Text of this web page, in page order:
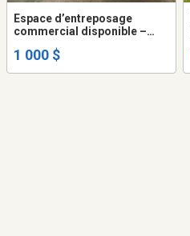
Espace d’entreposage
commercial disponible –
1 000 $